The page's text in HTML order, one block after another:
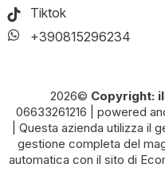
Tiktok
+390815296234
2026© Copyright:
06633261216
powered
| Questa azienda utilizza il
gestione completa del
automatica con il sito di